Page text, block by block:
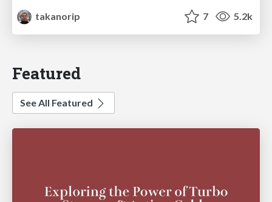
takanorip
7 5.2k
Featured
See All Featured